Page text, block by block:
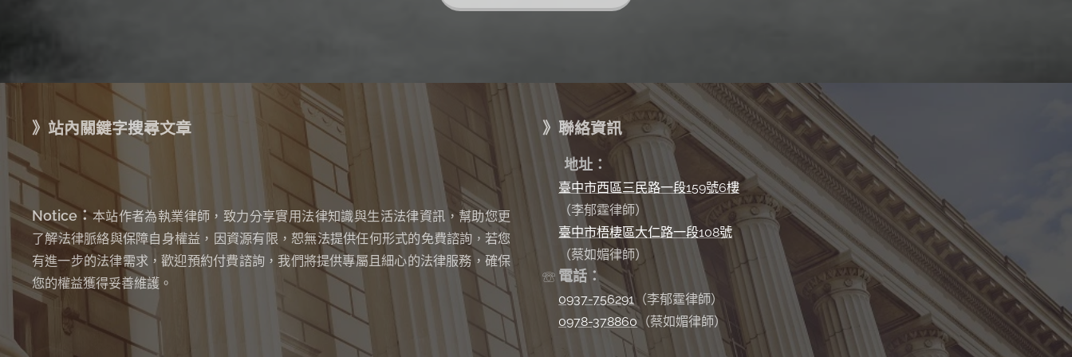
》站內關鍵字搜尋文章
Notice：本站作者為執業律師，致力分享實用法律知識與生活法律資訊，幫助您更
了解法律脈絡與保障自身權益，因資源有限，恕無法提供任何形式的免費諮詢 ， 若您
有進一步的法律需求，歡迎預約付費諮詢，我們將提供專屬且細心的法律服務，確保
您的權益獲得妥善維護。
》聯絡資訊
✉地址：
臺中市西區三民路一段159號6樓
（李郁霆律師）
臺中市梧棲區大仁路一段108號
（蔡如媚律師）
☏ 電話：
0937-756291（李郁霆律師）
0978-378860（蔡如媚律師）